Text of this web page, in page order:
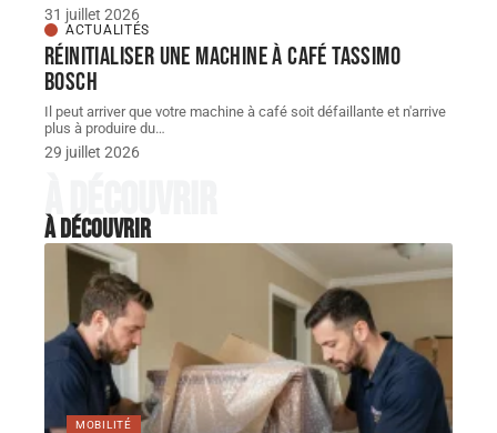
31 juillet 2026
ACTUALITÉS
Réinitialiser une machine à café Tassimo
Bosch
Il peut arriver que votre machine à café soit défaillante et n'arrive
plus à produire du…
29 juillet 2026
À découvrir
À découvrir
MOBILITÉ